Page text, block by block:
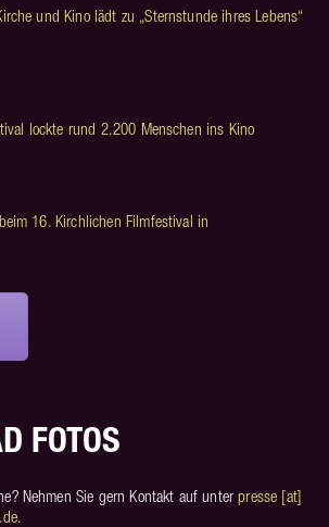
und Kino lädt zu „Sternstunde ihres Lebens“
lockte rund 2.200 Menschen ins Kino
16. Kirchlichen Filmfestival in
FOTOS
Nehmen Sie gern Kontakt auf unterpresse [at]
.